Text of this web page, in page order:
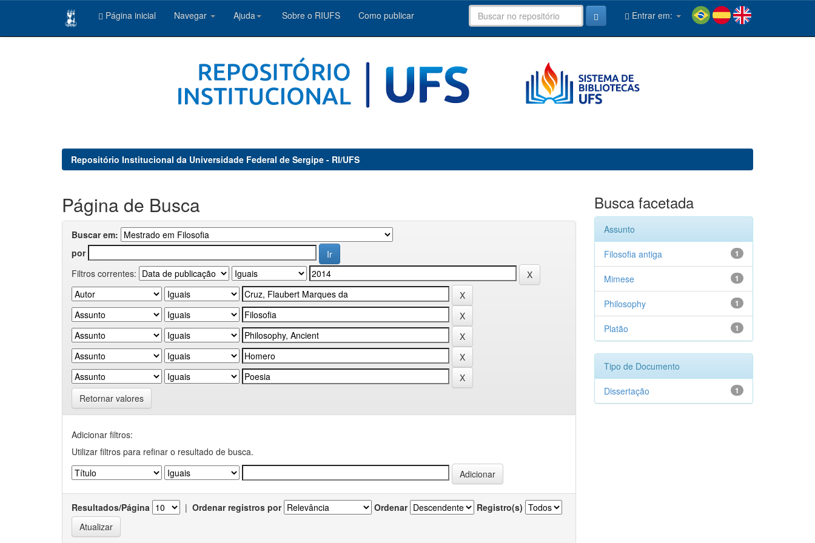
Página inicial Navegar Ajuda Sobre o RIUFS Como publicar Entrar em:
Repositório Institucional da Universidade Federal de Sergipe - RI/UFS
Página de Busca
Buscar em:
por
Filtros correntes:
Retornar valores
Adicionar filtros:
Utilizar filtros para refinar o resultado de busca.
Resultados/Página | Ordenar registros por Ordenar Registro(s)
Busca facetada
Assunto
1
Filosofia antiga
1
Mimese
1
Philosophy
1
Platão
Tipo de Documento
1
Dissertação